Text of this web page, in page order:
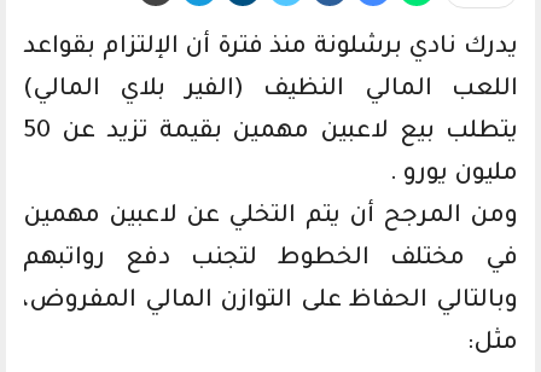
يدرك نادي برشلونة منذ فترة أن الإلتزام بقواعد
اللعب المالي النظيف (الفير بلاي المالي)
يتطلب بيع لاعبين مهمين بقيمة تزيد عن 50
مليون يورو .
ومن المرجح أن يتم التخلي عن لاعبين مهمين
في مختلف الخطوط لتجنب دفع رواتبهم
وبالتالي الحفاظ على التوازن المالي المفروض،
مثل: